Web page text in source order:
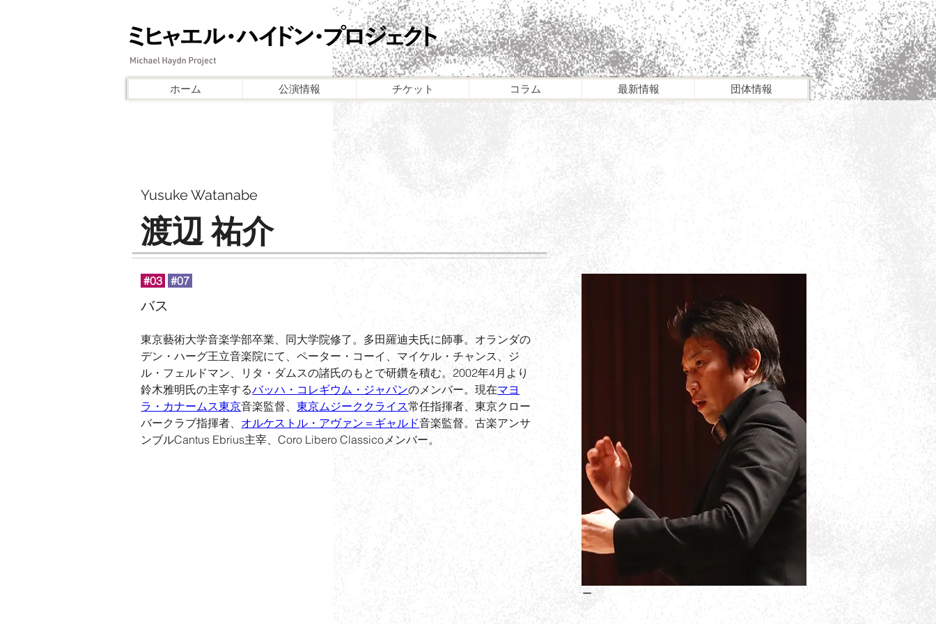
ホーム 公演情報 チケット コラム 最新情報 団体情報
Yusuke Watanabe
渡辺 祐介
#03 #07
バス
東京藝術大学音楽学部卒業、同大学院修了。多田羅迪夫氏に師事。オランダの
デン・ハーグ王立音楽院にて、ペーター・コーイ、マイケル・チャンス、ジ
ル・フェルドマン、リタ・ダムスの諸氏のもとで研鑽を積む。2002年4月より
鈴木雅明氏の主宰するバッハ・コレギウム・ジャパンのメンバー。現在マヨ
ラ・カナームス東京音楽監督、東京ムジーククライス常任指揮者、東京クロー
バークラブ指揮者、 オルケストル・アヴァン＝ギャルド音楽監督。古楽アンサ
ンブルCantus Ebrius主宰、Coro Libero Classicoメンバー。
ー